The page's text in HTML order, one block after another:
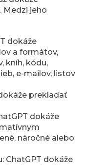
Medzi jeho
dokáže
a formátov,
kníh, kódu,
e-mailov, listov
prekladať
dokáže
náročné alebo
ChatGPT dokáže